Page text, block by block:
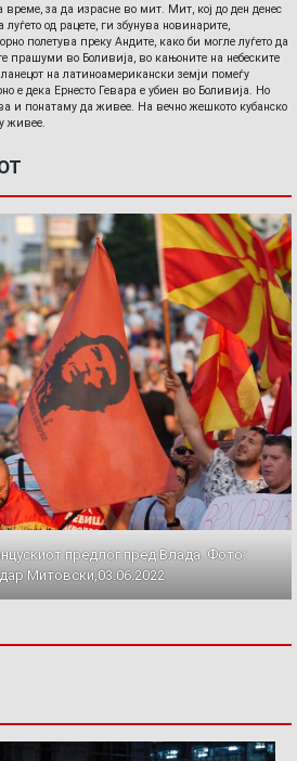
време, за да израсне во мит. Мит, кој до ден денес
од рацете, ги збунува новинарите,
полетува преку Андите, како би могле луѓето да
прашуми во Боливија, во кањоните на небеските
на латиноамерикански земји помеѓу
е дека Ернесто Гевара е убиен во Боливија. Но
и понатаму да живее. На вечно жешкото кубанско
живее.
предлог пред Влада. Фото:
Митовски,03.06.2022